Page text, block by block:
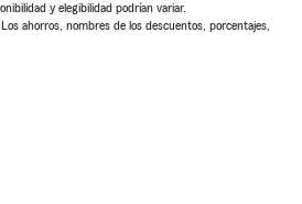
y elegibilidad podrían variar.
ahorros, nombres de los descuentos, porcentajes,